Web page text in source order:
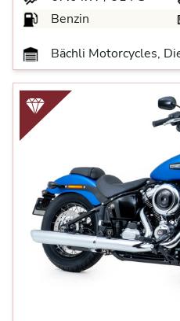
Benzin
Bächli Motorcycles,